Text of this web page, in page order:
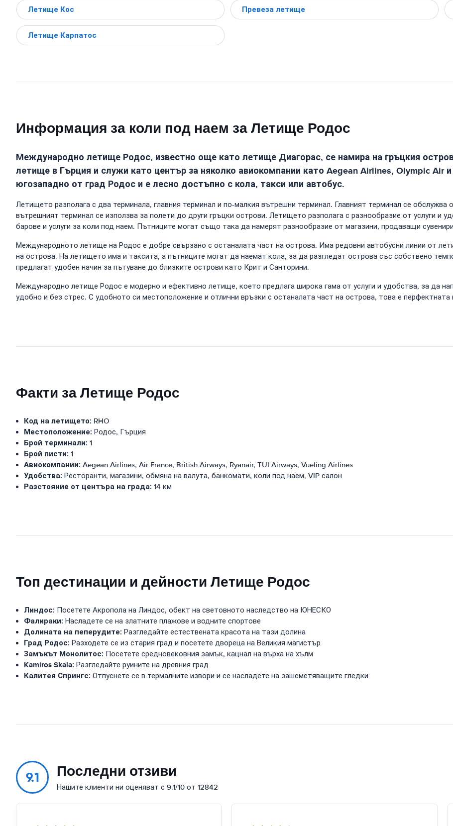
Летище Кос Превеза летище
Летище Карпатос
Информация за коли под наем за Летище Родос
Международно летище Родос, известно още като летище Диагорас, се намира на гръцкия
летище в Гърция и служи като център за няколко авиокомпании като Aegean Airlines, Olympic Air
югозападно от град Родос и е лесно достъпно с кола, такси или автобус.
Летището разполага с два терминала, главния терминал и по-малкия вътрешни терминал. Главният терминал се
вътрешният терминал се използва за полети до други гръцки острови. Летището разполага с разнообразие от услуги и
барове и услуги за коли под наем. Пътниците могат също така да намерят разнообразие от магазини, продаващи
Международното летище на Родос е добре свързано с останалата част на острова. Има редовни автобусни линии от
на острова. На летището има и таксита, а пътниците могат да наемат кола, за да разгледат острова със собствено
предлагат удобен начин за пътуване до близките острови като Крит и Санторини.
Международно летище Родос е модерно и ефективно летище, което предлага широка гама от услуги и удобства, за да
удобно и без стрес. С удобното си местоположение и отлични връзки с останалата част на острова, това е
Факти за Летище Родос
Код на летището: RHO
Местоположение: Родос, Гърция
Брой терминали: 1
Брой писти: 1
Авиокомпании: Aegean Airlines, Air France, British Airways, Ryanair, TUI Airways, Vueling Airlines
Удобства: Ресторанти, магазини, обмяна на валута, банкомати, коли под наем, VIP салон
Разстояние от центъра на града: 14 км
Топ дестинации и дейности Летище Родос
Линдос: Посетете Акропола на Линдос, обект на световното наследство на ЮНЕСКО
Фалираки: Насладете се на златните плажове и водните спортове
Долината на пеперудите: Разгледайте естествената красота на тази долина
Град Родос: Разходете се из стария град и посетете двореца на Великия магистър
Замъкът Монолитос: Посетете средновековния замък, кацнал на върха на хълм
Kamiros Skala: Разгледайте руините на древния град
Калитея Спрингс: Отпуснете се в термалните извори и се насладете на зашеметяващите гледки
9.1 Последни отзиви
Нашите клиенти ни оценяват с 9.1/10 от 12842